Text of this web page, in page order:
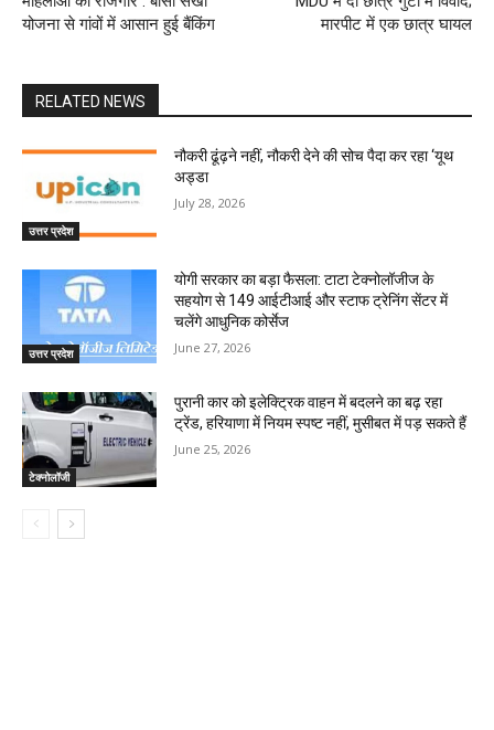
योजना से गांवों में आसान हुई बैंकिंग
मारपीट में एक छात्र घायल
RELATED NEWS
उत्तर प्रदेश
नौकरी ढूंढ़ने नहीं, नौकरी देने की सोच पैदा कर रहा ‘यूथ
अड्डा
July 28, 2026
उत्तर प्रदेश
योगी सरकार का बड़ा फैसला: टाटा टेक्नोलॉजीज के
सहयोग से 149 आईटीआई और स्टाफ ट्रेनिंग सेंटर में
चलेंगे आधुनिक कोर्सेज
June 27, 2026
टेक्नोलॉजी
पुरानी कार को इलेक्ट्रिक वाहन में बदलने का बढ़ रहा
ट्रेंड, हरियाणा में नियम स्पष्ट नहीं, मुसीबत में पड़ सकते हैं
June 25, 2026